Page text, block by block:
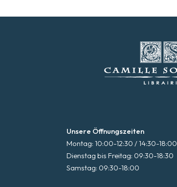
Unsere Öffnungszeiten
Montag: 10:00-12:30 / 14:30-18:00
Dienstag bis Freitag: 09:30-18:30
Samstag: 09:30-18:00